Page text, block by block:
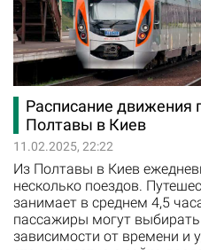
Расписание движения
Полтавы в Киев
11.02.2025, 22:22
Из Полтавы в Киев
несколько поездов.
занимает в среднем 4,5
пассажиры могут выбирать
зависимости от времени и